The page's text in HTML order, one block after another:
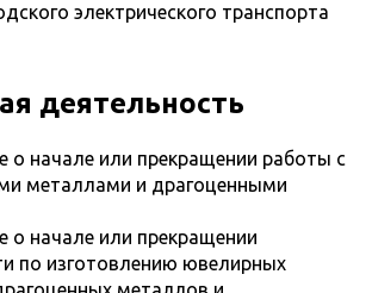
электрического транспорта
деятельность
о начале или прекращении работы с
металлами и драгоценными
о начале или прекращении
по изготовлению ювелирных